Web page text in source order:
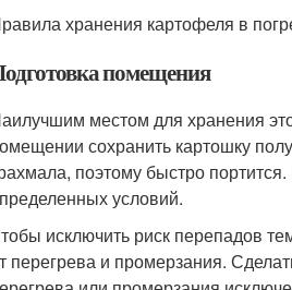
хранения картофеля в
помещения
местом для хранения
сохранить картошку
поэтому быстро
условий.
исключить риск перепадов
перегрева и промерзания.